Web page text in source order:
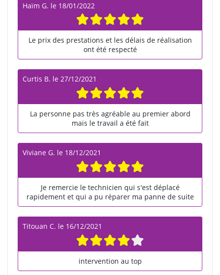
Haïm G. le 18/01/2022
Le prix des prestations et les délais de réalisation
ont été respecté
Curtis B. le 27/12/2021
La personne pas très agréable au premier abord
mais le travail a été fait
Viviane G. le 18/12/2021
Je remercie le technicien qui s'est déplacé
rapidement et qui a pu réparer ma panne de suite
Titouan C. le 16/12/2021
intervention au top